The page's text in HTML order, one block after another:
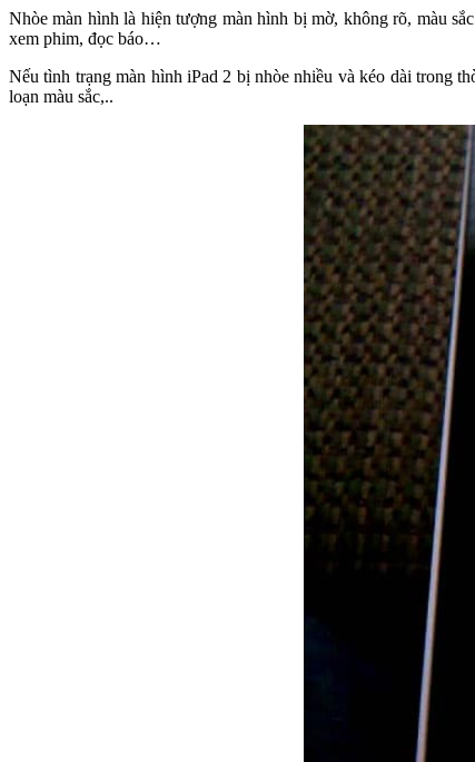
Nhòe màn hình là hiện tượng màn hình bị mờ, không rõ, màu
xem phim, đọc báo…
Nếu tình trạng màn hình iPad 2 bị nhòe nhiều và kéo dài trong
loạn màu sắc,..